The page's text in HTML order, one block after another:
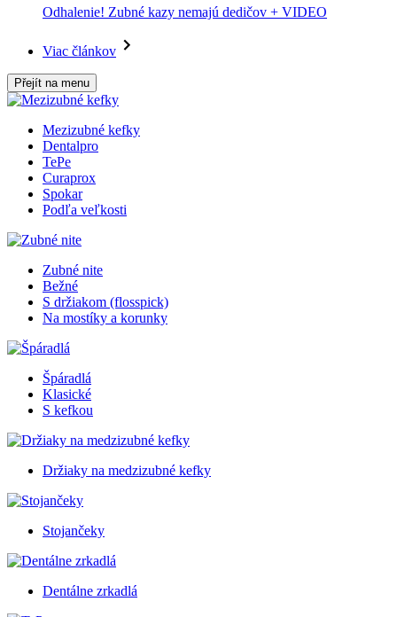
Odhalenie! Zubné kazy nemajú dedičov + VIDEO
Viac článkov
Přejít na menu
Mezizubné kefky
Dentalpro
TePe
Curaprox
Spokar
Podľa veľkosti
Zubné nite
Bežné
S držiakom (flosspick)
Na mostíky a korunky
Špáradlá
Klasické
S kefkou
Držiaky na medzizubné kefky
Stojančeky
Dentálne zrkadlá